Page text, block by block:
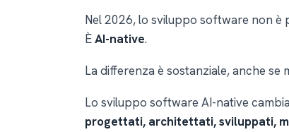
Nel 2026, lo sviluppo software non è
ÈAI-native.
La differenza è sostanziale, anche
Lo sviluppo software AI-native
progettati, architettati, sviluppati,